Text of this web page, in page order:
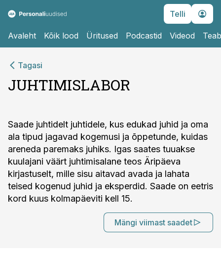
Telli
Avaleht Kõik lood Üritused Podcastid Videod
Tagasi
JUHTIMISLABOR
Saade juhtidelt juhtidele, kus edukad juhid ja oma
ala tipud jagavad kogemusi ja õppetunde, kuidas
areneda paremaks juhiks. Igas saates tuuakse
kuulajani väärt juhtimisalane teos Äripäeva
kirjastuselt, mille sisu aitavad avada ja lahata
teised kogenud juhid ja eksperdid. Saade on eetris
kord kuus kolmapäeviti kell 15.
Mängi viimast saadet